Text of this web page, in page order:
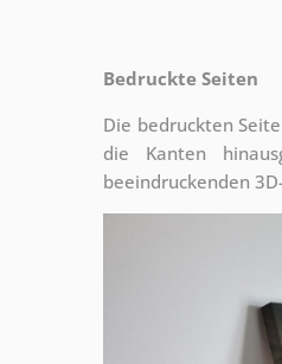
Bedruckte Seiten
Die bedruckten
die Kanten
beeindruckenden